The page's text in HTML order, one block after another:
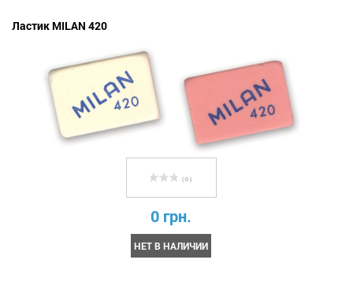
Ластик MILAN 420
( 0 )
0 грн.
НЕТ В НАЛИЧИИ